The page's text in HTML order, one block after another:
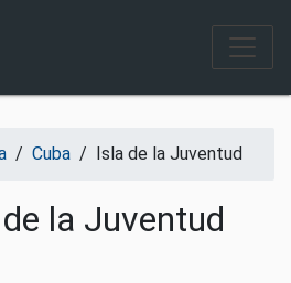
/ Cuba / Isla de la Juventud
la Juventud